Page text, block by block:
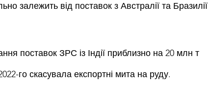
залежить від поставок з Австралії та Бразилії
поставок ЗРС із Індії приблизно на 20 млн т
го скасувала експортні мита на руду.